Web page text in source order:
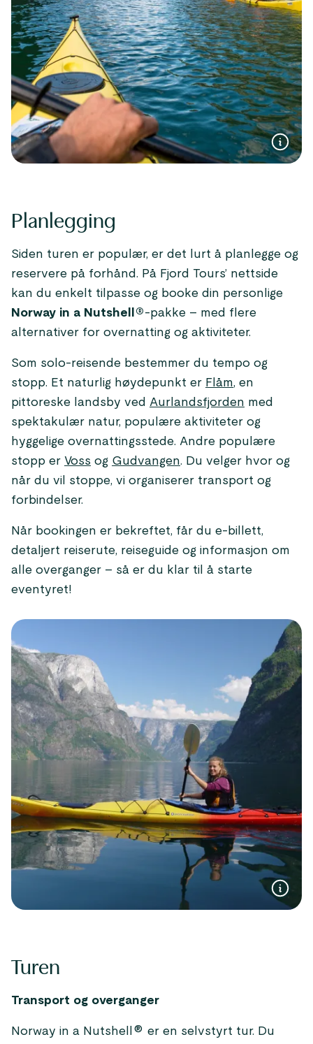
Planlegging
Siden turen er populær, er det lurt å planlegge og
reservere på forhånd. På Fjord Tours’ nettside
kan du enkelt tilpasse og booke din personlige
Norway in a Nutshell®-pakke – med flere
alternativer for overnatting og aktiviteter.
Som solo-reisende bestemmer du tempo og
stopp. Et naturlig høydepunkt er Flåm, en
pittoreske landsby ved Aurlandsfjorden med
spektakulær natur, populære aktiviteter og
hyggelige overnattingsstede. Andre populære
stopp er Voss og Gudvangen. Du velger hvor og
når du vil stoppe, vi organiserer transport og
forbindelser.
Når bookingen er bekreftet, får du e-billett,
detaljert reiserute, reiseguide og informasjon om
alle overganger – så er du klar til å starte
eventyret!
Turen
Transport og overganger
Norway in a Nutshell® er en selvstyrt tur. Du